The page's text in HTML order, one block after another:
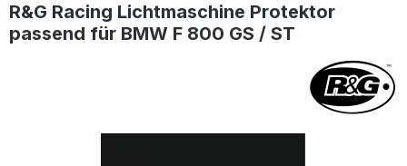
R&G Racing Lichtmaschine Protektor
passend für BMW F 800 GS / ST